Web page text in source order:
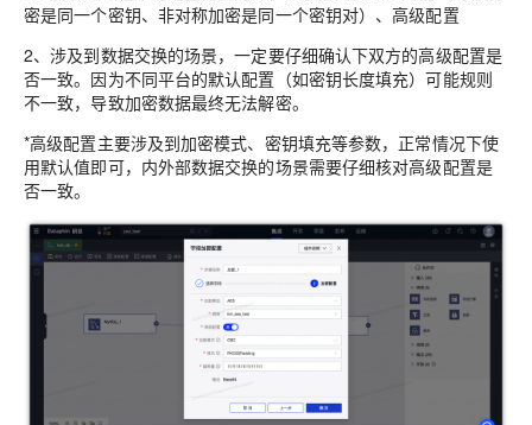
密是同一个密钥、非对称加密是同一个密钥对）、高级配置
2、涉及到数据交换的场景，一定要仔细确认下双方的高级配置是
否一致。因为不同平台的默认配置（如密钥长度填充）可能规则
不一致，导致加密数据最终无法解密。
*高级配置主要涉及到加密模式、密钥填充等参数，正常情况下使
用默认值即可，内外部数据交换的场景需要仔细核对高级配置是
否一致。